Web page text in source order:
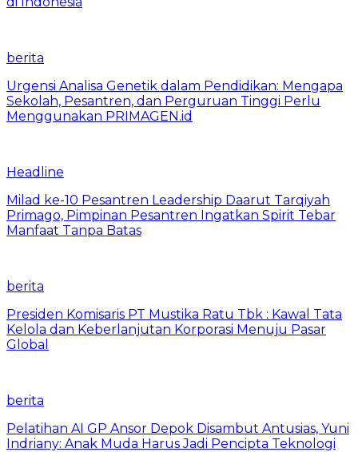
berita
Urgensi Analisa Genetik dalam Pendidikan: Mengapa
Sekolah, Pesantren, dan Perguruan Tinggi Perlu
Menggunakan PRIMAGEN.id
Headline
Milad ke-10 Pesantren Leadership Daarut Tarqiyah
Primago, Pimpinan Pesantren Ingatkan Spirit Tebar
Manfaat Tanpa Batas
berita
Presiden Komisaris PT Mustika Ratu Tbk : Kawal Tata
Kelola dan Keberlanjutan Korporasi Menuju Pasar
Global
berita
Pelatihan AI GP Ansor Depok Disambut Antusias, Yuni
Indriany: Anak Muda Harus Jadi Pencipta Teknologi